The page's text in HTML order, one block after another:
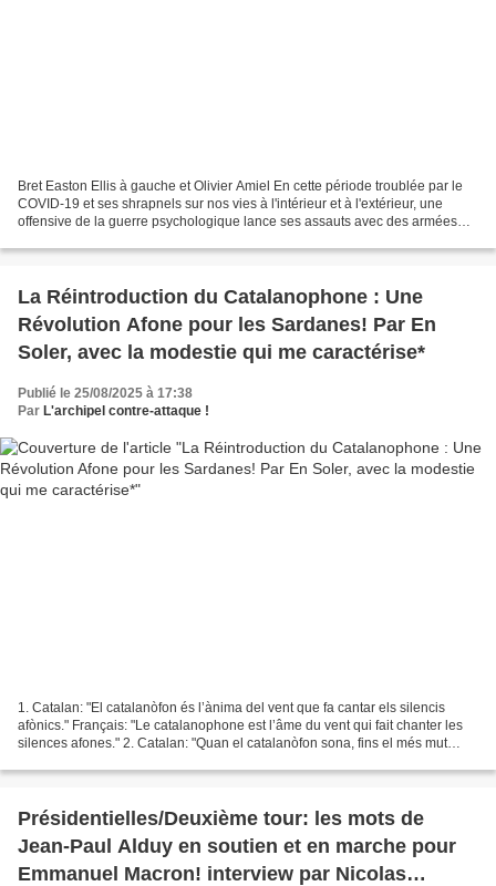
Bret Easton Ellis à gauche et Olivier Amiel En cette période troublée par le
COVID-19 et ses shrapnels sur nos vies à l'intérieur et à l'extérieur, une
offensive de la guerre psychologique lance ses assauts avec des armées
La Réintroduction du Catalanophone : Une
Révolution Afone pour les Sardanes! Par En
Soler, avec la modestie qui me caractérise*
Publié le 25/08/2025 à 17:38
Par L'archipel contre-attaque !
1. Catalan: "El catalanòfon és l’ànima del vent que fa cantar els silencis
afònics." Français: "Le catalanophone est l’âme du vent qui fait chanter les
silences afones." 2. Catalan: "Quan el catalanòfon sona, fins el més mut
Présidentielles/Deuxième tour: les mots de
Jean-Paul Alduy en soutien et en marche pour
Emmanuel Macron! interview par Nicolas